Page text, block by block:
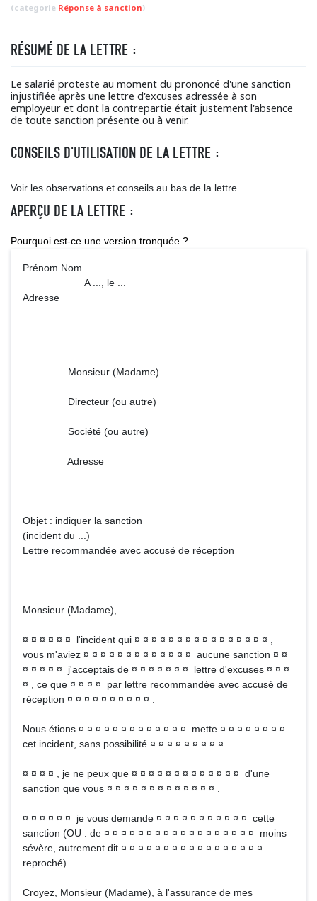
(categorie Réponse à sanction)
RÉSUMÉ DE LA LETTRE :
Le salarié proteste au moment du prononcé d'une sanction
injustifiée après une lettre d'excuses adressée à son
employeur et dont la contrepartie était justement l'absence
de toute sanction présente ou à venir.
CONSEILS D'UTILISATION DE LA LETTRE :
Voir les observations et conseils au bas de la lettre.
APERÇU DE LA LETTRE :
Pourquoi est-ce une version tronquée ?
Prénom Nom
A ..., le ...
Adresse
Monsieur (Madame) ...
Directeur (ou autre)
Société (ou autre)
Adresse
Objet : indiquer la sanction
(incident du ...)
Lettre recommandée avec accusé de réception
Monsieur (Madame),
¤ ¤ ¤ ¤ ¤ ¤ l'incident qui ¤ ¤ ¤ ¤ ¤ ¤ ¤ ¤ ¤ ¤ ¤ ¤ ¤ ¤ ¤ ¤ ,
vous m'aviez ¤ ¤ ¤ ¤ ¤ ¤ ¤ ¤ ¤ ¤ ¤ ¤ ¤ aucune sanction ¤ ¤
¤ ¤ ¤ ¤ ¤ j'acceptais de ¤ ¤ ¤ ¤ ¤ ¤ ¤ lettre d'excuses ¤ ¤ ¤
¤ , ce que ¤ ¤ ¤ ¤ par lettre recommandée avec accusé de
réception ¤ ¤ ¤ ¤ ¤ ¤ ¤ ¤ ¤ ¤ .
Nous étions ¤ ¤ ¤ ¤ ¤ ¤ ¤ ¤ ¤ ¤ ¤ ¤ ¤ mette ¤ ¤ ¤ ¤ ¤ ¤ ¤ ¤
cet incident, sans possibilité ¤ ¤ ¤ ¤ ¤ ¤ ¤ ¤ ¤ .
¤ ¤ ¤ ¤ , je ne peux que ¤ ¤ ¤ ¤ ¤ ¤ ¤ ¤ ¤ ¤ ¤ ¤ ¤ d'une
sanction que vous ¤ ¤ ¤ ¤ ¤ ¤ ¤ ¤ ¤ ¤ ¤ ¤ ¤ .
¤ ¤ ¤ ¤ ¤ ¤ je vous demande ¤ ¤ ¤ ¤ ¤ ¤ ¤ ¤ ¤ ¤ ¤ cette
sanction (OU : de ¤ ¤ ¤ ¤ ¤ ¤ ¤ ¤ ¤ ¤ ¤ ¤ ¤ ¤ ¤ ¤ ¤ ¤ moins
sévère, autrement dit ¤ ¤ ¤ ¤ ¤ ¤ ¤ ¤ ¤ ¤ ¤ ¤ ¤ ¤ ¤ ¤ ¤
reproché).
Croyez, Monsieur (Madame), à l'assurance de mes